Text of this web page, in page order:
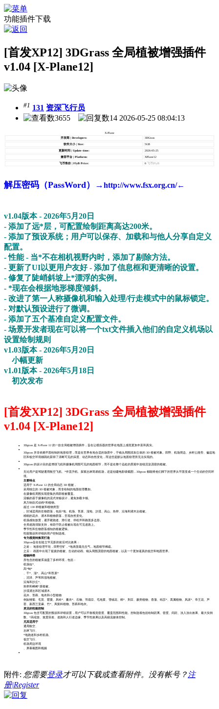
功能插件下载
[首发XP12] 3DGrass 全局植被增强插件
v1.04 [X-Plane12]
#1 131 资深飞行员
3655
14 2026-05-25 08:04:13
X-Plane
开发商 | Developers:
3DGrass
软件大小 | Size: 5GB
更新时间 | Update time: 2026-05-25
兼容平台 | Platform: XPlane12
飞币售价 | FlyB Price: 6 飞币|FlyB
解压密码（PassWord）→http://www.fsx.org.cn/←
v1.04版本- 2026年5月20日
- 添加了远*层，可配置绘制距离高达200米。
- 添加了预设系统；用户可以保存、加载和与他人分享自定义
配置。
- 性能 - 当*不在相机视野内时，添加了剔除方法。
- 更新了UI以更用户友好 - 添加了信息框和更清晰的设置。
- 修复了陡峭斜坡上*漂浮的实例。
- *现在会根据地形梯度倾斜。
- 改进了第一人称摄像机和输入处理/行走模式中的鼠标锁定。
- 对默认预设进行了微调。
- 添加了五个基准自定义配置文件。
- 场景开发者现在可以将一个txt文件插入他们的自定义机场以
设置绘制规则
v1.03版本 - 2026年5月20日
小幅更新
v1.01版本 - 2026年5月18日
初次发布
[首发XP12] 3DGrass 全局植被增强插件
v1.04 [X-Plane12]
3Dgrass 是 X-Plane 12 的一款全局植被增强插件，旨在让模拟器的世界在地面上感觉更加丰富和真实。
3Dgrass 并非依赖平面绘制的地形纹理，而是在世界各地合适的场景中，于镜头周围添加立体的 3D 植被对象。田野、机场周边、乡村公路旁、偏远地
区和低空环境都因此获得了清晰可见的深度、动态和自然变化，而这些是默认地面纹理所无法实现的。
3Dgrass 的设计目的是增强飞机和摄像机周围可见的地面细节，而不是在整个远处的景观中连续渲染茂密的植被。
无论用户是驾驶通用航空飞机、*作直升机、探索丛林简易机场，还是创建电影级截图，3Dgrass 都能将他们脚下的世界从平面变成一个生动的空间环
境。
主要特点
适用于 X-Plane 12 的全局动态 3D 植被，
采用独立的 3D 植被对象，而非绘制的地面纹理叠加。
在摄像机周围实现密集的局部植被覆盖。
流畅的基于摄像机的流式传输设计，避免加载卡顿。
风力响应式动画*和植物。
超过 130 种植被和植物类型
。区域适用的生物群落，包括*地、机场、苔原、湿地、沙漠、高山、热带、沿海和灌木丛植被。
精细的花卉、灌木和植物群落，呈现自然变化。
机场感知放置，避开硬跑道、滑行道、停机坪和路面多边形。
全局道路排除支持，有助于防止植被出现在可见道路上。
季节性和生物群落感知的植被逻辑。
性能预设和详细的用户控制选项。
专为视觉转换而打造
3Dgrass旨在创造立竿见影的前后对比效果：
之前： 地形纹理平坦，田野空旷，*地表面毫无生气，地面细节稀疏。
之后： 画面中出现了挺拔的植被、生动的动画、镜头周围茂密的地面植被，以及一个更加逼真的低空和地面世界。
植物种类
所包含的植被库涵盖了多种环境，包括：
机场短*、
高*甸*
、干*、湿*、高山*和苔原*
、沼泽、芦苇和湿地植被、
沿海和沙丘*、
热带和稀树*原植被、
沙漠灌丛和区域灌木、
花卉、苔藓、地衣和小型植物
例如雏菊、毛茛、罂粟、风铃*、薰衣*、石楠、羽扇豆、毛地黄、雪绒花、棉*、荆豆、蕨类植物、香蒲、纸莎*、蒿属植物、风滚*、帝王花、芦
荟、新西兰亚麻、竹*、凤梨科植物、苔藓和地衣。
灵活的性能控制
3Dgrass 包含可配置的预设和详细设置，用户可以平衡视觉密度、覆盖范围和性能。控制选项包括绘制距离、密度、间距、淡入淡出效果、最大实例
数、*高缩放、坡度容差、道路和人行道边缘、季节性效果以及高级流媒体控制。
尤其适用于
通用航空、
丛林飞行、
*地跑道和乡村机场、
低空飞行、
机场周边环境
、屏幕截图和视频
附件: 您需要登录才可以下载或查看附件。没有帐号？ 注
册|Register